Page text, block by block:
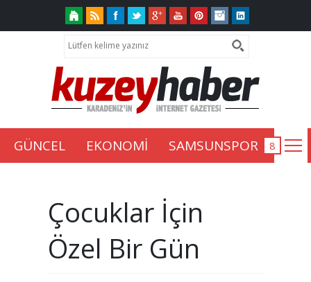
GÜNCEL EKONOMİ SAMSUNSPOR
Çocuklar İçin
Özel Bir Gün